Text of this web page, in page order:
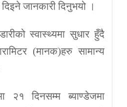
जानकारी दिनुभयो ।
स्वास्थ्यमा सुधार हुँदै
(मानक)हरु सामान्य
२१ दिनसम्म ब्याण्डेजमा